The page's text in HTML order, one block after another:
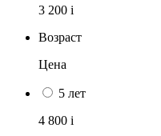
3 200 i
Возраст
Цена
5 лет
4 800 i